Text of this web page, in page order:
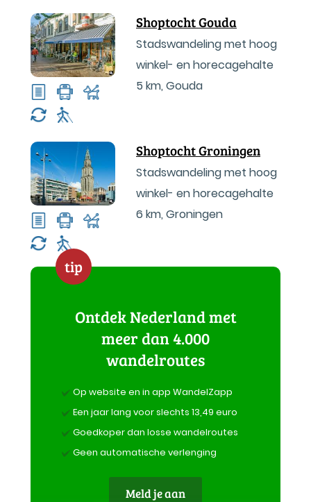
Shoptocht Gouda
Stadswandeling met hoog
winkel- en horecagehalte
5 km, Gouda
Shoptocht Groningen
Stadswandeling met hoog
winkel- en horecagehalte
6 km, Groningen
tip
Ontdek Nederland met
meer dan 4.000
wandelroutes
Op website en in app WandelZapp
Een jaar lang voor slechts 13,49 euro
Goedkoper dan losse wandelroutes
Geen automatische verlenging
Meld je aan